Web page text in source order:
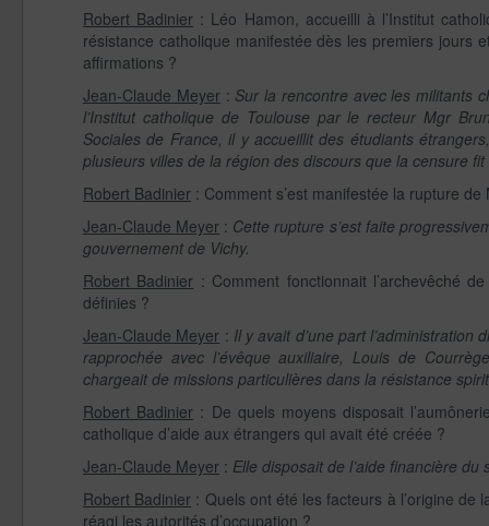
Robert Badinier : Léo Hamon, accueilli à l’Institut
résistance catholique manifestée dès les premiers jours
affirmations ?
Jean-Claude Meyer: Sur la rencontre avec les militants
l’Institut catholique de Toulouse par le recteur Mgr
Sociales de France, il y accueillit des étudiants
plusieurs villes de la région des discours que la censure
Robert Badinier : Comment s’est manifestée la rupture
Jean-Claude Meyer : Cette rupture s’est faite
gouvernement de Vichy.
Robert Badinier : Comment fonctionnait l’archevêché
définies ?
Jean-Claude Meyer : Il y avait d’une part
rapprochée avec l’évêque auxiliaire, Louis de
chargeait de missions particulières dans la résistance
Robert Badinier : De quels moyens disposait
catholique d’aide aux étrangers qui avait été créée ?
Jean-Claude Meyer : Elle disposait de l’aide financière
Robert Badinier : Quels ont été les facteurs à l’origine
réagi les autorités d’occupation ?